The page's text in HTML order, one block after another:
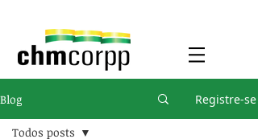
Blog Registre-se
Todos posts